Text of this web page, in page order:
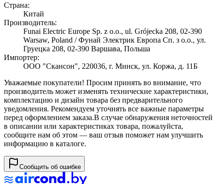
Страна:
Китай
Производитель:
Funai Electric Europe Sp. z o.o., ul. Grójecka 208, 02-390
Warsaw, Poland / Фунай Электрик Европа Сп. з о.о., ул.
Груецка 208, 02-390 Варшава, Польша
Импортер:
ООО "Скансон", 220036, г. Минск, ул. Коржа, д. 11Б
Уважаемые покупатели! Просим принять во внимание, что
производитель может изменять технические характеристики,
комплектацию и дизайн товара без предварительного
уведомления. Рекомендуем уточнять все важные параметры
перед оформлением заказа.В случае обнаружения неточностей
в описании или характеристиках товара, пожалуйста,
сообщите нам об этом — ваш отзыв поможет нам улучшить
информацию в каталоге.
Сообщить об ошибке